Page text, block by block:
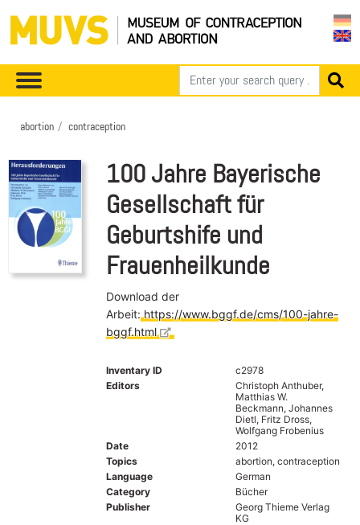
abortion contraception
100 Jahre Bayerische
Gesellschaft für
Geburtshife und
Frauenheilkunde
Download der
Arbeit:https://www.bggf.de/cms/100-jahre-
bggf.html
Inventary ID
c2978
Editors
Christoph Anthuber,
Matthias W.
Beckmann, Johannes
Dietl, Fritz Dross,
Wolfgang Frobenius
Date
2012
Topics
abortion, contraception
Language
German
Category
Bücher
Publisher
Georg Thieme Verlag
KG